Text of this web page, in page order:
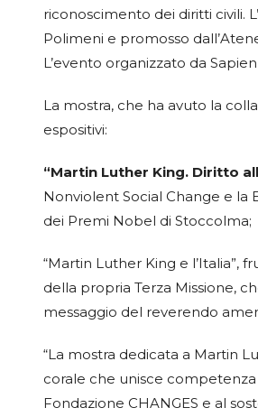
riconoscimento dei diritti civili.
Polimeni e promosso
L’evento organizzato da
La mostra, che ha avuto la
espositivi:
“Martin Luther King. Diritto
Nonviolent Social Change e la
dei Premi Nobel di Stoccolma;
“Martin Luther King e
della propria Terza Missione,
messaggio del reverendo
“La mostra dedicata a Martin
corale che unisce
Fondazione CHANGES e al